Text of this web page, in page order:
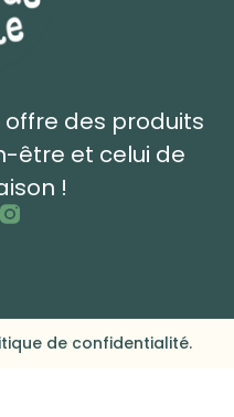
offre des produits
être et celui de
!
de confidentialité.